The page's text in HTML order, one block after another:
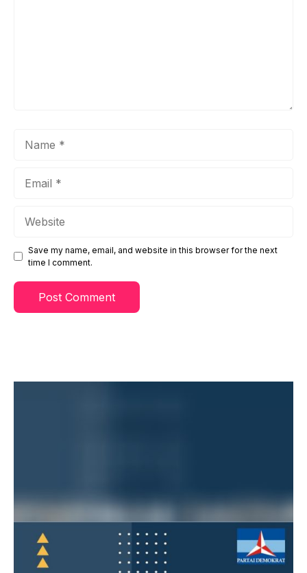
Save my name, email, and website in this browser for the next
time I comment.